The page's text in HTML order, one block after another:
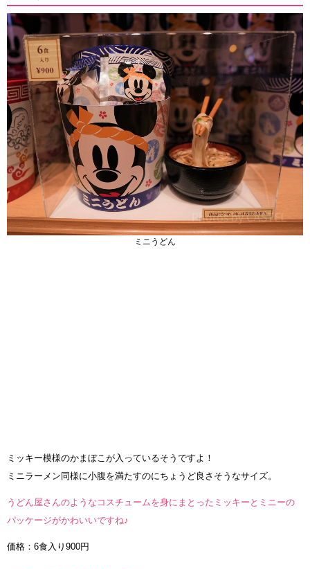
ミニうどん
ミッキー模様のかまぼこが入っているそうですよ！
ミニラーメン同様に小腹を満たすのにちょうど良さそうなサイズ。
うどん屋さんのようなコスチュームを身にまとったミッキーとミニーの
パッケージがかわいいですね♪
価格：6食入り900円